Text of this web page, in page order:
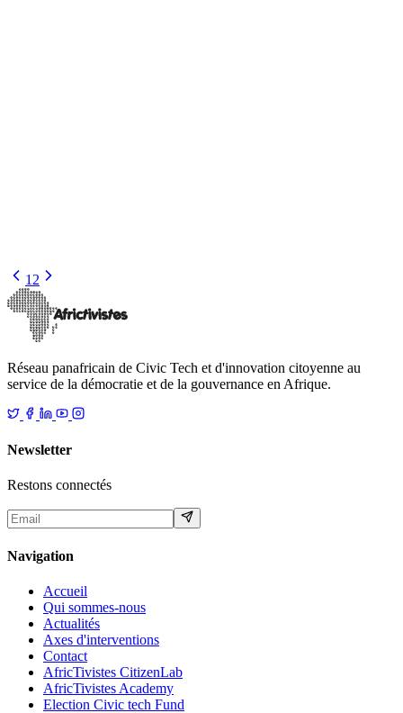
13 avril 2023
1 2
Réseau panafricain de Civic Tech et d'innovation citoyenne au
service de la démocratie et de la gouvernance en Afrique.
Newsletter
Restons connectés
Navigation
Accueil
Qui sommes-nous
Actualités
Axes d'interventions
Contact
AfricTivistes CitizenLab
AfricTivistes Academy
Election Civic tech Fund